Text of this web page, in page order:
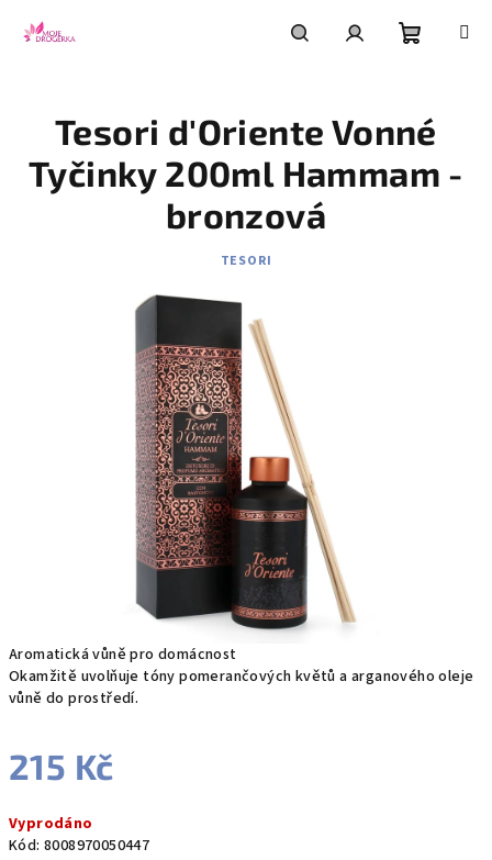
košík
Aromatická vůně pro domácnost
Okamžitě uvolňuje tóny pomerančových květů a arganového oleje
vůně do prostředí.
215 Kč
cena:
Vyprodáno
Kód: 8008970050447
Tesori d'Oriente Vonné
Tyčinky 200ml Hammam -
bronzová
TESORI